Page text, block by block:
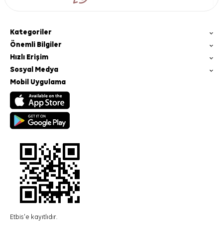
Kategoriler
Önemli Bilgiler
Hızlı Erişim
Sosyal Medya
Mobil Uygulama
Etbis'e kayıtlıdır.